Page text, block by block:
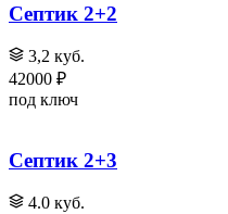
Септик 2+2
3,2 куб.
42000 ₽
под ключ
Септик 2+3
4.0 куб.